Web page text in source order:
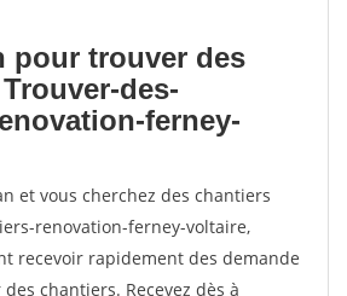
pour trouver des
des-
ferney-
et vous cherchez des chantiers
renovation-ferney-voltaire,
recevoir rapidement des demande
chantiers. Recevez dès à